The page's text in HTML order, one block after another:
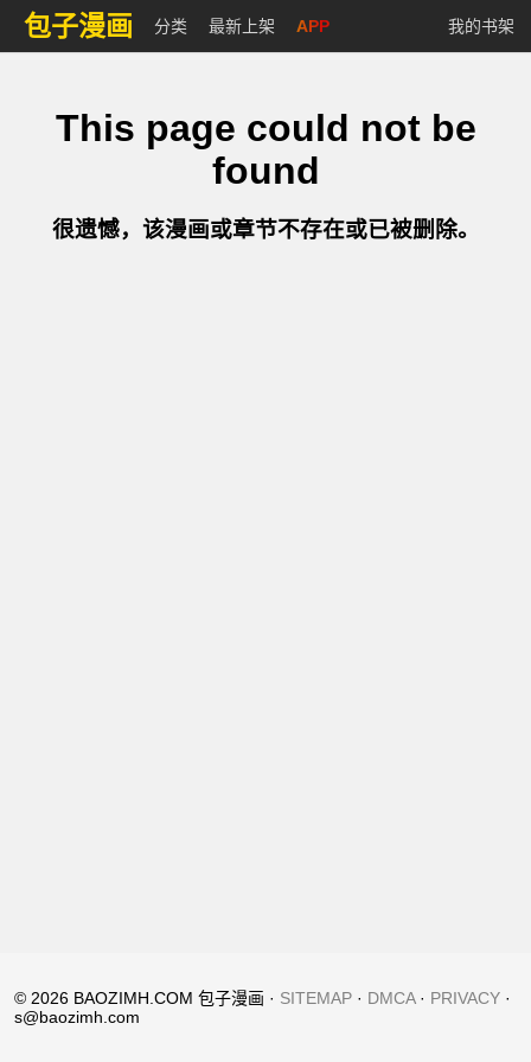
包子漫画 分类 最新上架 APP 我的书架
This page could not be
found
很遗憾，该漫画或章节不存在或已被删除。
© 2026 BAOZIMH.COM 包子漫画 · SITEMAP · DMCA· PRIVACY ·
s@baozimh.com